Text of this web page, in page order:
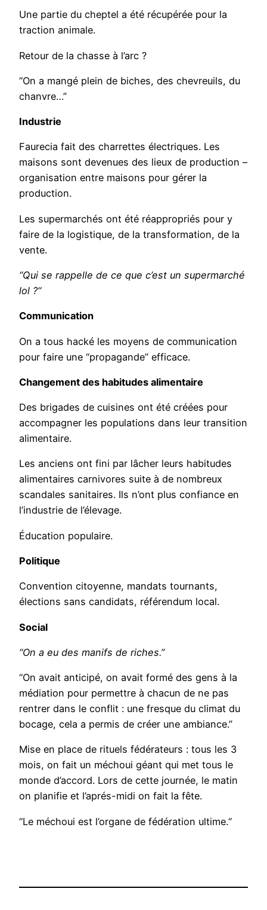
Une partie du cheptel a été récupérée pour la
traction animale.
Retour de la chasse à l’arc ?
“On a mangé plein de biches, des chevreuils, du
chanvre…”
Industrie
Faurecia fait des charrettes électriques. Les
maisons sont devenues des lieux de production –
organisation entre maisons pour gérer la
production.
Les supermarchés ont été réappropriés pour y
faire de la logistique, de la transformation, de la
vente.
“Qui se rappelle de ce que c’est un supermarché
lol ?“
Communication
On a tous hacké les moyens de communication
pour faire une “propagande” efficace.
Changement des habitudes alimentaire
Des brigades de cuisines ont été créées pour
accompagner les populations dans leur transition
alimentaire.
Les anciens ont fini par lâcher leurs habitudes
alimentaires carnivores suite à de nombreux
scandales sanitaires. Ils n’ont plus confiance en
l’industrie de l’élevage.
Éducation populaire.
Politique
Convention citoyenne, mandats tournants,
élections sans candidats, référendum local.
Social
“On a eu des manifs de riches.”
“On avait anticipé, on avait formé des gens à la
médiation pour permettre à chacun de ne pas
rentrer dans le conflit : une fresque du climat du
bocage, cela a permis de créer une ambiance.”
Mise en place de rituels fédérateurs : tous les 3
mois, on fait un méchoui géant qui met tous le
monde d’accord. Lors de cette journée, le matin
on planifie et l’aprés-midi on fait la fête.
“Le méchoui est l’organe de fédération ultime.“